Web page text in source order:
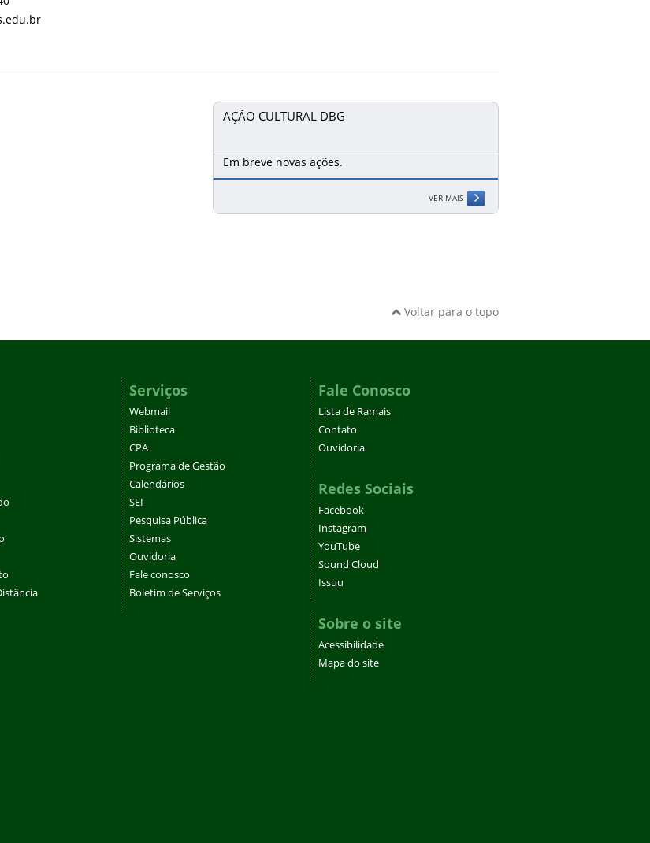
AÇÃO CULTURAL DBG
Em breve novas ações.
VER MAIS
Voltar para o topo
Serviços
Webmail
Biblioteca
CPA
Programa de Gestão
Calendários
SEI
Pesquisa Pública
Sistemas
Ouvidoria
Fale conosco
Boletim de Serviços
Fale Conosco
Lista de Ramais
Contato
Ouvidoria
Redes Sociais
Facebook
Instagram
YouTube
Sound Cloud
Issuu
Sobre o site
Acessibilidade
Mapa do site